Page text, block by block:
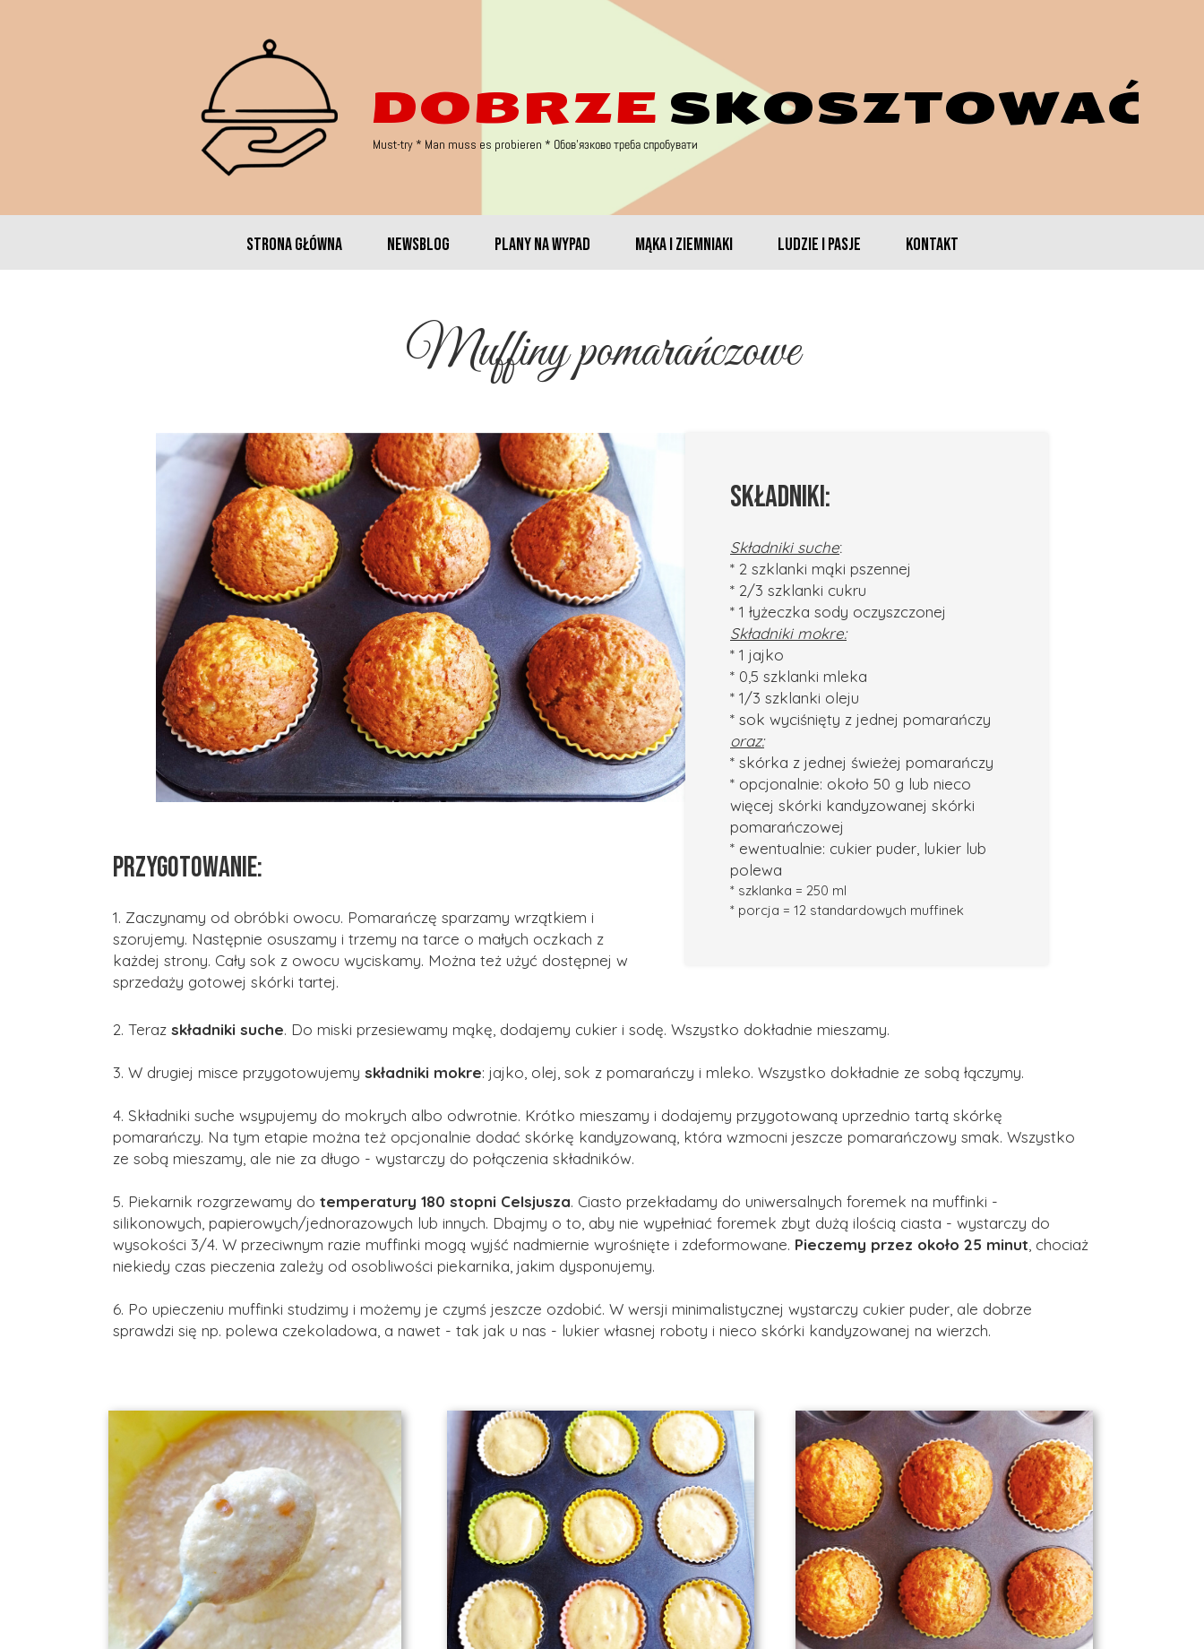
Strona główna NEWSBLOG PLANY NA WYPAD MĄKA I ZIEMNIAKI LUDZIE I PASJE KONTAKT
2. Teraz składniki suche. Do miski przesiewamy mąkę, dodajemy cukier i sodę. Wszystko dokładnie mieszamy.
3. W drugiej misce przygotowujemy składniki mokre: jajko, olej, sok z pomarańczy i mleko. Wszystko dokładnie ze sobą łączymy.
4. Składniki suche wsypujemy do mokrych albo odwrotnie. Krótko mieszamy i dodajemy przygotowaną uprzednio tartą skórkę
pomarańczy. Na tym etapie można też opcjonalnie dodać skórkę kandyzowaną, która wzmocni jeszcze pomarańczowy smak. Wszystko
ze sobą mieszamy, ale nie za długo - wystarczy do połączenia składników.
5. Piekarnik rozgrzewamy do temperatury 180 stopni Celsjusza. Ciasto przekładamy do uniwersalnych foremek na muffinki -
silikonowych, papierowych/jednorazowych lub innych. Dbajmy o to, aby nie wypełniać foremek zbyt dużą ilością ciasta - wystarczy do
wysokości 3/4. W przeciwnym razie muffinki mogą wyjść nadmiernie wyrośnięte i zdeformowane. Pieczemy przez około 25 minut , chociaż
niekiedy czas pieczenia zależy od osobliwości piekarnika, jakim dysponujemy.
6. Po upieczeniu muffinki studzimy i możemy je czymś jeszcze ozdobić. W wersji minimalistycznej wystarczy cukier puder, ale dobrze
sprawdzi się np. polewa czekoladowa, a nawet - tak jak u nas - lukier własnej roboty i nieco skórki kandyzowanej na wierzch.
PRZYGOTOWANIE:
1. Zaczynamy od obróbki owocu. Pomarańczę sparzamy wrzątkiem i
szorujemy. Następnie osuszamy i trzemy na tarce o małych oczkach z
każdej strony. Cały sok z owocu wyciskamy. Można też użyć dostępnej w
sprzedaży gotowej skórki tartej.
Muffiny pomarańczowe
SKŁADNIKI:
Składniki suche:
* 2 szklanki mąki pszennej
* 2/3 szklanki cukru
* 1 łyżeczka sody oczyszczonej
Składniki mokre:
* 1 jajko
* 0,5 szklanki mleka
* 1/3 szklanki oleju
* sok wyciśnięty z jednej pomarańczy
oraz:
* skórka z jednej świeżej pomarańczy
* opcjonalnie: około 50 g lub nieco
więcej skórki kandyzowanej skórki
pomarańczowej
* ewentualnie: cukier puder, lukier lub
polewa
* szklanka = 250 ml
* porcja = 12 standardowych muffinek
DOBRZE SKOSZTOWAĆ
Must-try * Man muss es probieren * Обов'язково треба спробувати